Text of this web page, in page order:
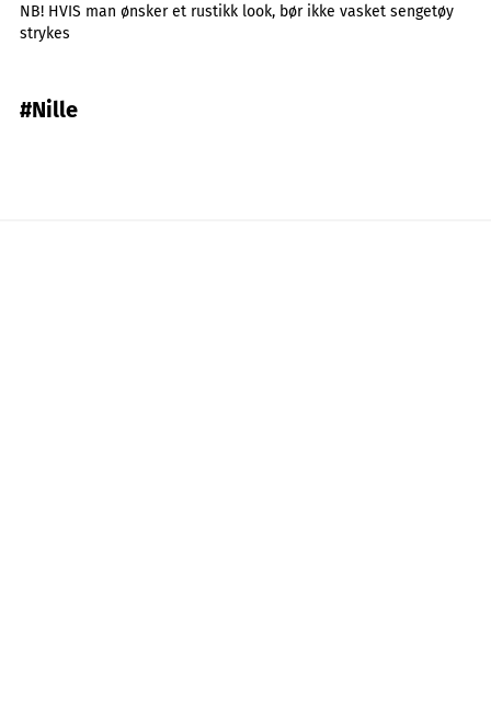
NB! HVIS man ønsker et rustikk look, bør ikke vasket sengetøy
strykes
#Nille